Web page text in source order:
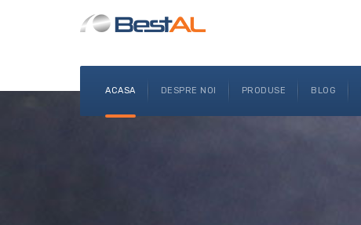
ACASA DESPRE NOI PRODUSE BLOG